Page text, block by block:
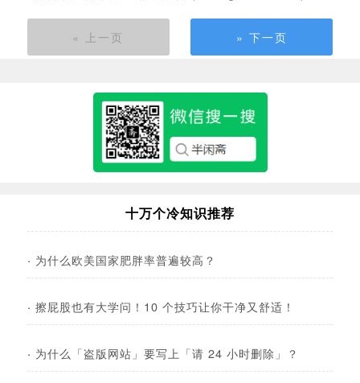
« 上一页 » 下一页
十万个冷知识推荐
· 为什么欧美国家肥胖率普遍较高？
· 擦屁股也有大学问！10 个技巧让你干净又舒适！
· 为什么「盗版网站」要写上「请 24 小时删除」？